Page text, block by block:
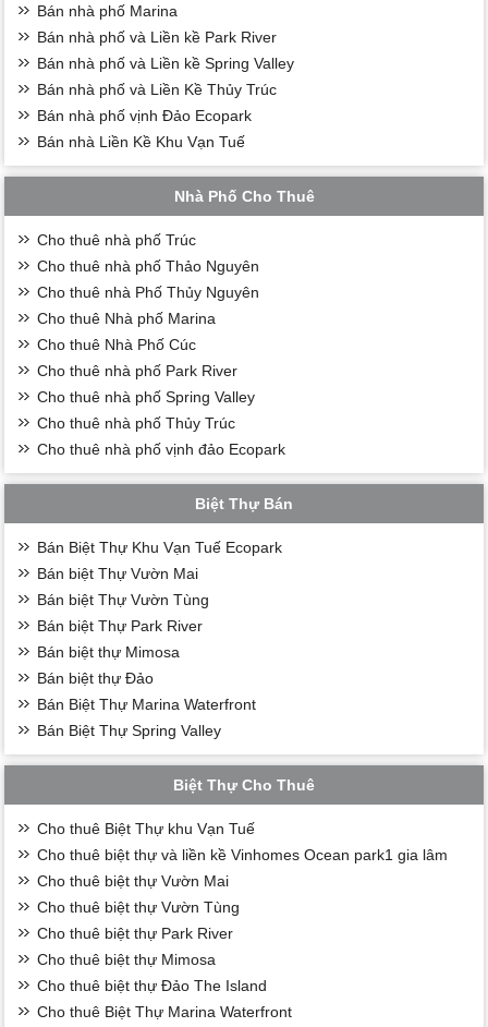
Bán nhà phố Marina
Bán nhà phố và Liền kề Park River
Bán nhà phố và Liền kề Spring Valley
Bán nhà phố và Liền Kề Thủy Trúc
Bán nhà phố vịnh Đảo Ecopark
Bán nhà Liền Kề Khu Vạn Tuế
Nhà Phố Cho Thuê
Cho thuê nhà phố Trúc
Cho thuê nhà phố Thảo Nguyên
Cho thuê nhà Phố Thủy Nguyên
Cho thuê Nhà phố Marina
Cho thuê Nhà Phố Cúc
Cho thuê nhà phố Park River
Cho thuê nhà phố Spring Valley
Cho thuê nhà phố Thủy Trúc
Cho thuê nhà phố vịnh đảo Ecopark
Biệt Thự Bán
Bán Biệt Thự Khu Vạn Tuế Ecopark
Bán biệt Thự Vườn Mai
Bán biệt Thự Vườn Tùng
Bán biệt Thự Park River
Bán biệt thự Mimosa
Bán biệt thự Đảo
Bán Biệt Thự Marina Waterfront
Bán Biệt Thự Spring Valley
Biệt Thự Cho Thuê
Cho thuê Biệt Thự khu Vạn Tuế
Cho thuê biệt thự và liền kề Vinhomes Ocean park1 gia lâm
Cho thuê biệt thự Vườn Mai
Cho thuê biệt thự Vườn Tùng
Cho thuê biệt thự Park River
Cho thuê biệt thự Mimosa
Cho thuê biệt thự Đảo The Island
Cho thuê Biệt Thự Marina Waterfront